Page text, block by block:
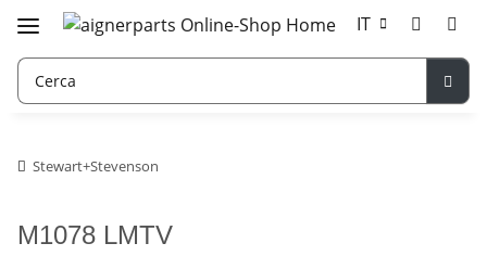
IT
Stewart+Stevenson
M1078 LMTV